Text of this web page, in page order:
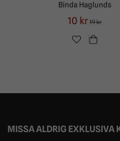
Binda Haglunds
10 kr 19 kr
MISSA ALDRIG EXKLUSIVA